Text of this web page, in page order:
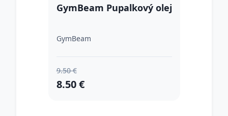
GymBeam Pupalkový olej
GymBeam
9.50 €
8.50 €